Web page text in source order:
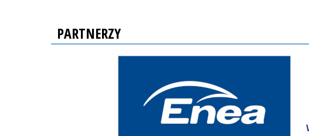
PARTNERZY